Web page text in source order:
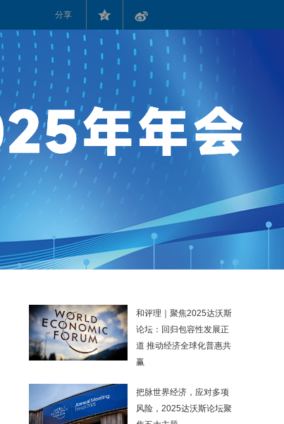
分享
和评理｜聚焦2025达沃斯
论坛：回归包容性发展正
道 推动经济全球化普惠共
赢
把脉世界经济，应对多项
风险，2025达沃斯论坛聚